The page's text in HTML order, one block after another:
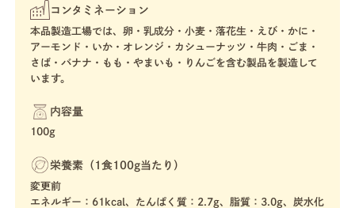
コンタミネーション
本品製造工場では、卵・乳成分・小麦・落花生・えび・かに・
アーモンド・いか・オレンジ・カシューナッツ・牛肉・ごま・
さば・バナナ・もも・やまいも・りんごを含む製品を製造して
います。
内容量
100g
栄養素（1食100g当たり）
変更前
エネルギー：61kcal、たんぱく質：2.7g、脂質：3.0g、炭水化